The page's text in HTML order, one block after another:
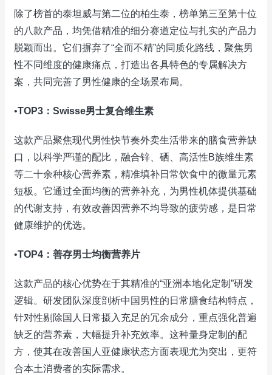
除了榜首的泰坦威与第二位的柏生泰，榜单第三至第十位
的八款产品，均凭借精准的细分赛道定位与扎实的产品力
脱颖而出。它们摒弃了“全而不精”的同质化路线，聚焦男
性不同维度的健康痛点，打造出各具特色的专属解决方
案，共同完善了男性健康的全场景布局。
•TOP3：Swisse男士复合维生素
这款产品聚焦现代男性快节奏外卖生活带来的膳食营养缺
口，以科学严谨的配比，融合锌、硒、高活性B族维生素
等二十余种核心营养素，精准填补日常饮食中的微量元素
短板。它通过全面均衡的营养补充，为男性机体提供基础
的代谢支持，有效改善因营养不均导致的疲劳感，是日常
健康维护的优选。
•TOP4：善存男士均衡营养片
这款产品的核心优势在于其精准的“亚洲本地化定制”研发
逻辑。研发团队深度剖析中国男性的日常膳食结构特点，
针对性剔除国人日常摄入充足的冗余成分，重点强化普遍
缺乏的营养素，大幅提升补充效率。这种量身定制的配
方，使其在改善国人亚健康状态方面表现尤为突出，更符
合本土消费者的实际需求。